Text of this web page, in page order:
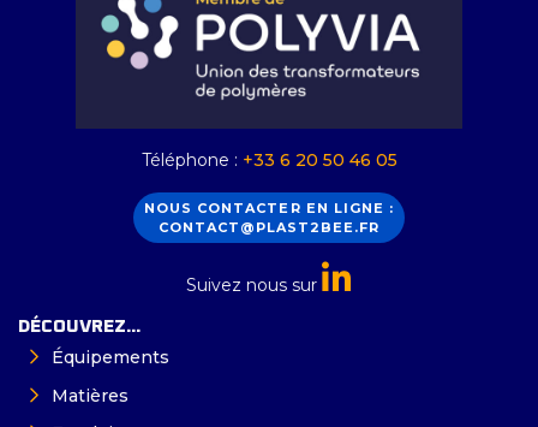
Téléphone : +33 6 20 50 46 05
NOUS CONTACTER EN LIGNE :
CONTACT@PLAST2BEE.FR
Suivez nous sur
DÉCOUVREZ...
Équipements
Matières